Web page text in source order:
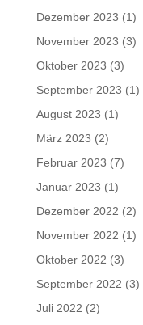
Dezember 2023 (1)
November 2023 (3)
Oktober 2023 (3)
September 2023 (1)
August 2023 (1)
März 2023 (2)
Februar 2023 (7)
Januar 2023 (1)
Dezember 2022 (2)
November 2022 (1)
Oktober 2022 (3)
September 2022 (3)
Juli 2022 (2)